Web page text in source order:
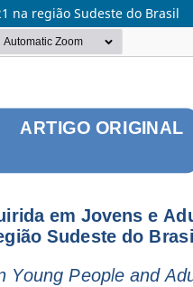
na região Sudeste do Brasil